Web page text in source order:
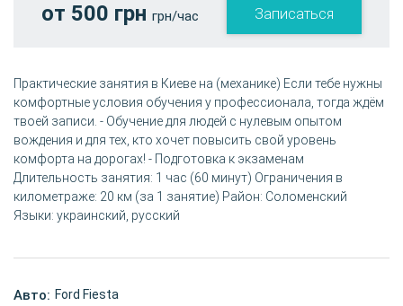
от 500 грн грн/час Записаться
Практические занятия в Киеве на (механике) Если тебе нужны
комфортные условия обучения у профессионала, тогда ждём
твоей записи. - Обучение для людей с нулевым опытом
вождения и для тех, кто хочет повысить свой уровень
комфорта на дорогах! - Подготовка к экзаменам
Длительность занятия: 1 час (60 минут) Ограничения в
километраже: 20 км (за 1 занятие) Район: Соломенский
Языки: украинский, русский
Авто: Ford Fiesta